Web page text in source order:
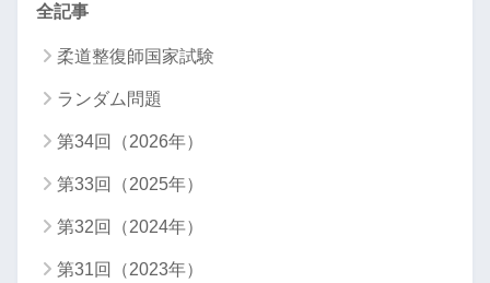
全記事
柔道整復師国家試験
ランダム問題
第34回（2026年）
第33回（2025年）
第32回（2024年）
第31回（2023年）